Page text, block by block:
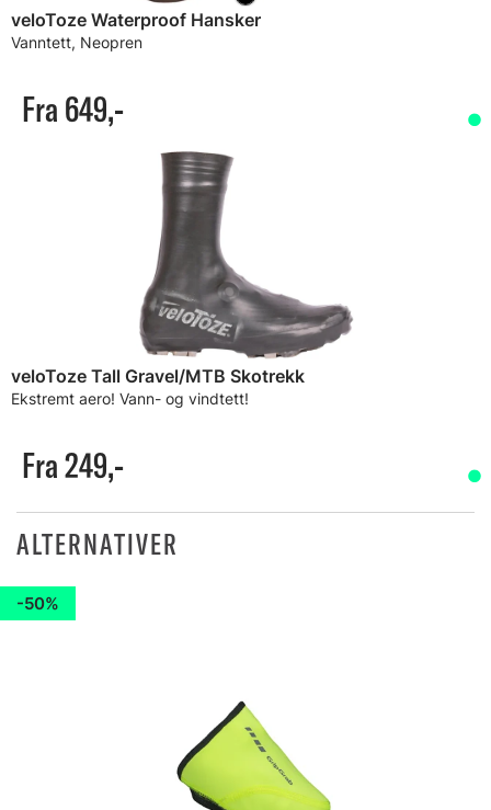
veloToze Waterproof Hansker
Vanntett, Neopren
Fra 649,-
veloToze Tall Gravel/MTB Skotrekk
Ekstremt aero! Vann- og vindtett!
Fra 249,-
ALTERNATIVER
50%